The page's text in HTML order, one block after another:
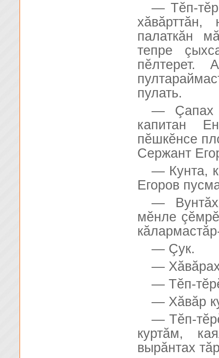
— Тĕп-
палаткăн
тепре
пĕлтерет.
пулать.
— Çапах
капитан
пĕшкĕнсе
Сержант
— Кунта,
Егоров
—
мĕнле
— Çук.
—
— Тĕп-
— Хăвăр
— Тĕп-
куртăм,
вырăнтах